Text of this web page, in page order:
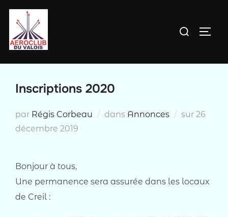
contenu
Rechercher :
Inscriptions 2020
par Régis Corbeau dans Annonces sur Publié
26
décembre 2019
Bonjour à tous,
Une permanence sera assurée dans les locaux
de Creil :